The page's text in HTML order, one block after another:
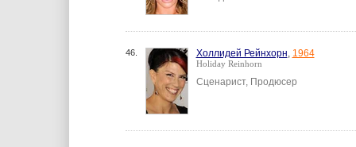
46. Холлидей Рейнхорн, 1964
Holiday Reinhorn
Сценарист, Продюсер